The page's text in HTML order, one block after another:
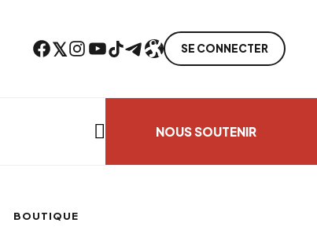
Facebook Twitter Instagram YouTube TikTok TelegramLien SE CONNECTER
NOUS SOUTENIR
BOUTIQUE